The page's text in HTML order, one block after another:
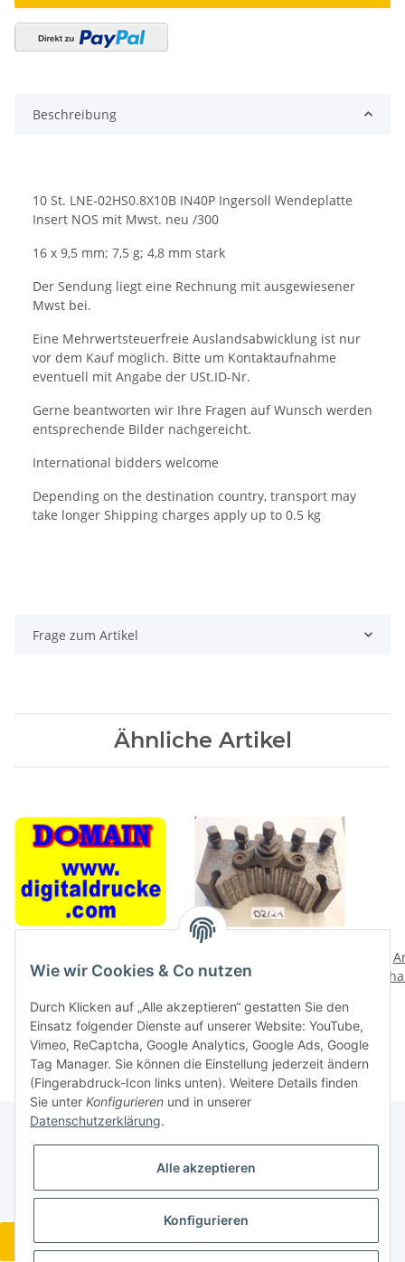
Beschreibung
10 St. LNE-02HS0.8X10B IN40P Ingersoll Wendeplatte
Insert NOS mit Mwst. neu /300
16 x 9,5 mm; 7,5 g; 4,8 mm stark
Der Sendung liegt eine Rechnung mit ausgewiesener
Mwst bei.
Eine Mehrwertsteuerfreie Auslandsabwicklung ist nur
vor dem Kauf möglich. Bitte um Kontaktaufnahme
eventuell mit Angabe der USt.ID-Nr.
Gerne beantworten wir Ihre Fragen auf Wunsch werden
entsprechende Bilder nachgereicht.
International bidders welcome
Depending on the destination country, transport may
take longer Shipping charges apply up to 0.5 kg
Frage zum Artikel
Ähnliche Artikel
digitaldrucke.com zu
Stahlhalter Multifix D2
guter Zustand D2/21
Gesetzliche Informationen
Widerrufsbutton
Wie wir Cookies & Co nutzen
Durch Klicken auf „Alle akzeptieren“ gestatten Sie den
Einsatz folgender Dienste auf unserer Website: YouTube,
Vimeo, ReCaptcha, Google Analytics, Google Ads, Google
Tag Manager. Sie können die Einstellung jederzeit ändern
(Fingerabdruck-Icon links unten). Weitere Details finden
Sie unter Konfigurieren und in unserer
Datenschutzerklärung.
Alle akzeptieren
Konfigurieren